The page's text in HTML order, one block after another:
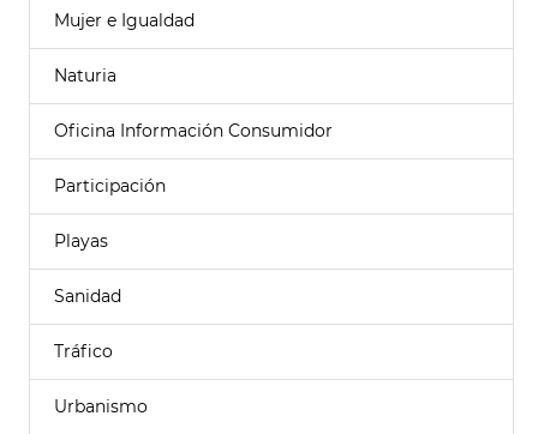
Mujer e Igualdad
Naturia
Oficina Información Consumidor
Participación
Playas
Sanidad
Tráfico
Urbanismo